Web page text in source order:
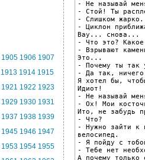
1905 1906 1907
1913 1914 1915
1921 1922 1923
1929 1930 1931
1937 1938 1939
1945 1946 1947
1953 1954 1955
- Не называй
- Стой! Ты
- Слишком жарко.
- Циклон
Вау... снова...
- Что это?
- Взрывают
Это...
- Почему ты так
- Да так,
Я хотел бы,
Идиот!
- Не называй
- Ох! Мои
Ито, не забудь
- Что?
- Нужно зайти к
велосипед.
- Я пойду с
- Тебе нет
А почему только